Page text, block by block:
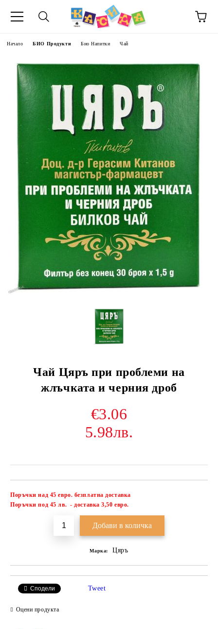
Начало БИО Продукти Био Напитки Чай
Чай Цяръ при проблеми на
жлъчката и черния дроб
€3.06
5.98лв.
Поръчки над 45 евро. безплатна доставка
Поръчки под 45 лв. - доставка 3,50 евро.
Марка: Цяръ
Сподели Tweet
Оцени продукта